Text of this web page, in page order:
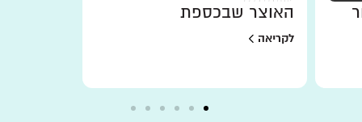
האוצר שבכספת
לקריאה